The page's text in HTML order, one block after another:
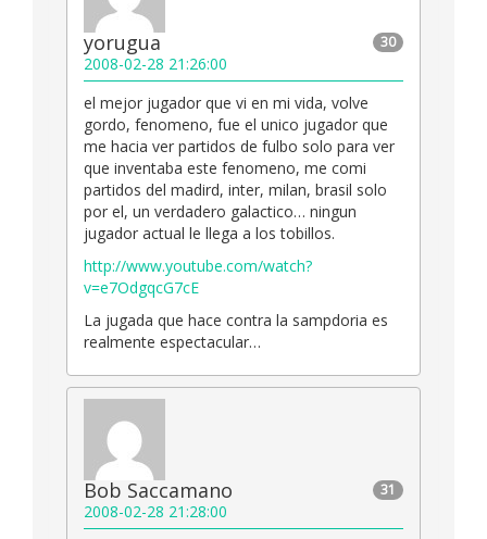
30
yorugua
2008-02-28 21:26:00
el mejor jugador que vi en mi vida, volve
gordo, fenomeno, fue el unico jugador que
me hacia ver partidos de fulbo solo para ver
que inventaba este fenomeno, me comi
partidos del madird, inter, milan, brasil solo
por el, un verdadero galactico… ningun
jugador actual le llega a los tobillos.
http://www.youtube.com/watch?
v=e7OdgqcG7cE
La jugada que hace contra la sampdoria es
realmente espectacular…
31
Bob Saccamano
2008-02-28 21:28:00